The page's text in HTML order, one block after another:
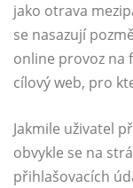
jako otrava
se nasazují
online provoz na
cílový web, pro
Jakmile uživatel
obvykle se na
přihlašovacích